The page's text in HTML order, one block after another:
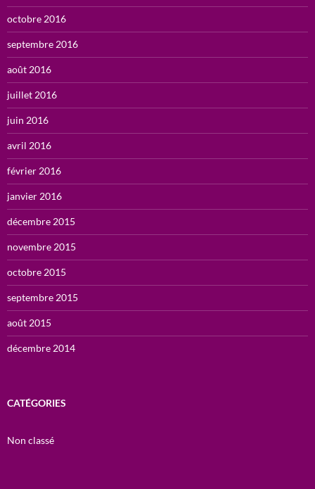
octobre 2016
septembre 2016
août 2016
juillet 2016
juin 2016
avril 2016
février 2016
janvier 2016
décembre 2015
novembre 2015
octobre 2015
septembre 2015
août 2015
décembre 2014
CATÉGORIES
Non classé